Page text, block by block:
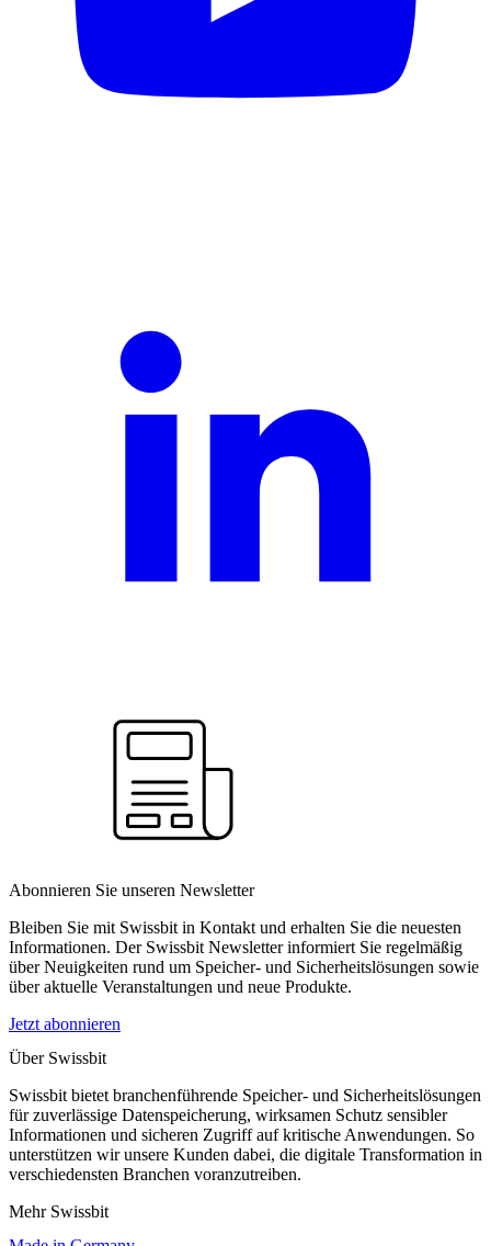
Abonnieren Sie unseren Newsletter
Bleiben Sie mit Swissbit in Kontakt und erhalten Sie die neuesten
Informationen. Der Swissbit Newsletter informiert Sie regelmäßig
über Neuigkeiten rund um Speicher- und Sicherheitslösungen sowie
über aktuelle Veranstaltungen und neue Produkte.
Jetzt abonnieren
Über Swissbit
Swissbit bietet branchenführende Speicher- und Sicherheitslösungen
für zuverlässige Datenspeicherung, wirksamen Schutz sensibler
Informationen und sicheren Zugriff auf kritische Anwendungen. So
unterstützen wir unsere Kunden dabei, die digitale Transformation in
verschiedensten Branchen voranzutreiben.
Mehr Swissbit